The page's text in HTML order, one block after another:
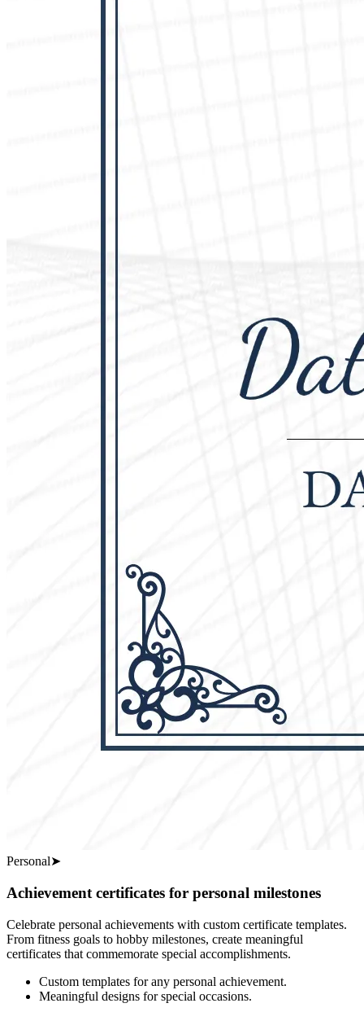
Personal➤
Achievement certificates for personal milestones
Celebrate personal achievements with custom certificate templates.
From fitness goals to hobby milestones, create meaningful
certificates that commemorate special accomplishments.
Custom templates for any personal achievement.
Meaningful designs for special occasions.